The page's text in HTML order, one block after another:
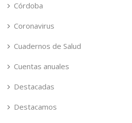
Córdoba
Coronavirus
Cuadernos de Salud
Cuentas anuales
Destacadas
Destacamos